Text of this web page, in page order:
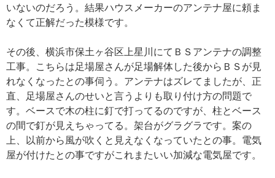
いないのだろう。結果ハウスメーカーのアンテナ屋に頼ま
なくて正解だった模様です。
その後、横浜市保土ヶ谷区上星川にてＢＳアンテナの調整
工事。こちらは足場屋さんが足場解体した後からＢＳが見
れなくなったとの事伺う。アンテナはズレてましたが、正
直、足場屋さんのせいと言うよりも取り付け方の問題で
す。ベースで木の柱に釘で打ってるのですが、柱とベース
の間で釘が見えちゃってる。架台がグラグラです。案の
上、以前から風が吹くと見えなくなっていたとの事。電気
屋が付けたとの事ですがこれまたいい加減な電気屋です。